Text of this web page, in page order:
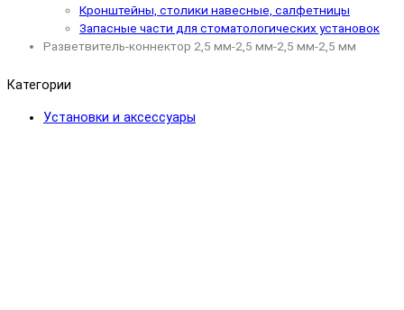
Кронштейны, столики навесные, салфетницы
Запасные части для стоматологических установок
Разветвитель-коннектор 2,5 мм-2,5 мм-2,5 мм-2,5 мм
Категории
Установки и аксессуары